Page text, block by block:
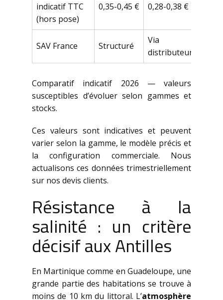
indicatif TTC
(hors pose)
0,35-0,45 € 0,28-0,38 €
SAV France Structuré
Via
distributeurs
Comparatif indicatif 2026 — valeurs
susceptibles d’évoluer selon gammes et
stocks.
Ces valeurs sont indicatives et peuvent
varier selon la gamme, le modèle précis et
la configuration commerciale. Nous
actualisons ces données trimestriellement
sur nos devis clients.
Résistance à la
salinité : un critère
décisif aux Antilles
En Martinique comme en Guadeloupe, une
grande partie des habitations se trouve à
moins de 10 km du littoral. L’atmosphère